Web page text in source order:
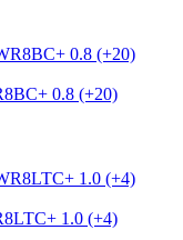
0.8 (+20)
1.0 (+4)